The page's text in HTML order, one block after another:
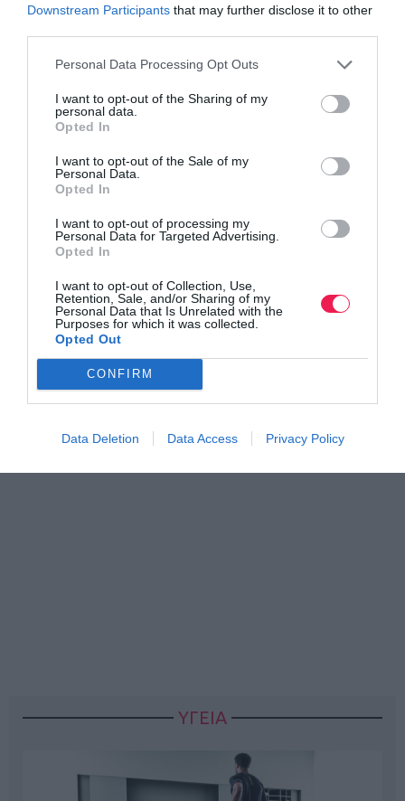
Downstream Participants that may further disclose it to other
Personal Data Processing Opt Outs
I want to opt-out of the Sharing of my
personal data.
Opted In
I want to opt-out of the Sale of my
Personal Data.
Opted In
I want to opt-out of processing my
Personal Data for Targeted Advertising.
Opted In
I want to opt-out of Collection, Use,
Retention, Sale, and/or Sharing of my
Personal Data that Is Unrelated with the
Purposes for which it was collected.
Opted Out
CONFIRM
Data Deletion Data Access Privacy Policy
ΥΓΕΙΑ